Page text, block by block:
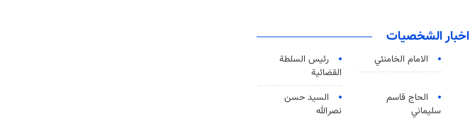
اخبار الشخصيات
الامام الخامنئي
رئیس السلطة
القضائیة
الحاج قاسم
سليماني
السيد حسن
نصرالله